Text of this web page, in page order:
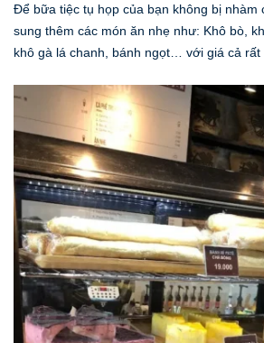
Để bữa tiệc tụ họp của bạn không bị nhàm
sung thêm các món ăn nhẹ như: Khô bò,
khô gà lá chanh, bánh ngọt… với giá cả rất